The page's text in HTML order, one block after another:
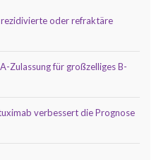
rezidivierte oder refraktäre
Zulassung für großzelliges B-
verbessert die Prognose